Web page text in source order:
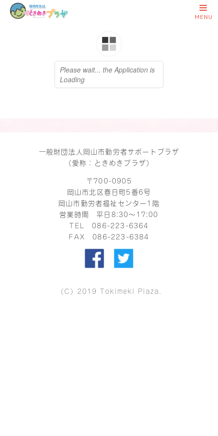
一般財団法人岡山市勤労者サポートプラザ
（愛称：ときめきプラザ）
〒700-0905
岡山市北区春日町5番6号
岡山市勤労者福祉センター1階
営業時間 平日8:30～17:00
TEL086-223-6364
FAX 086-223-6384
（C）2019 Tokimeki Plaza.